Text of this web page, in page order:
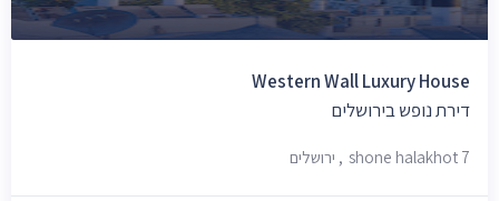
Western Wall Luxury House
דירת נופש בירושלים
shone halakhot 7, ירושלים